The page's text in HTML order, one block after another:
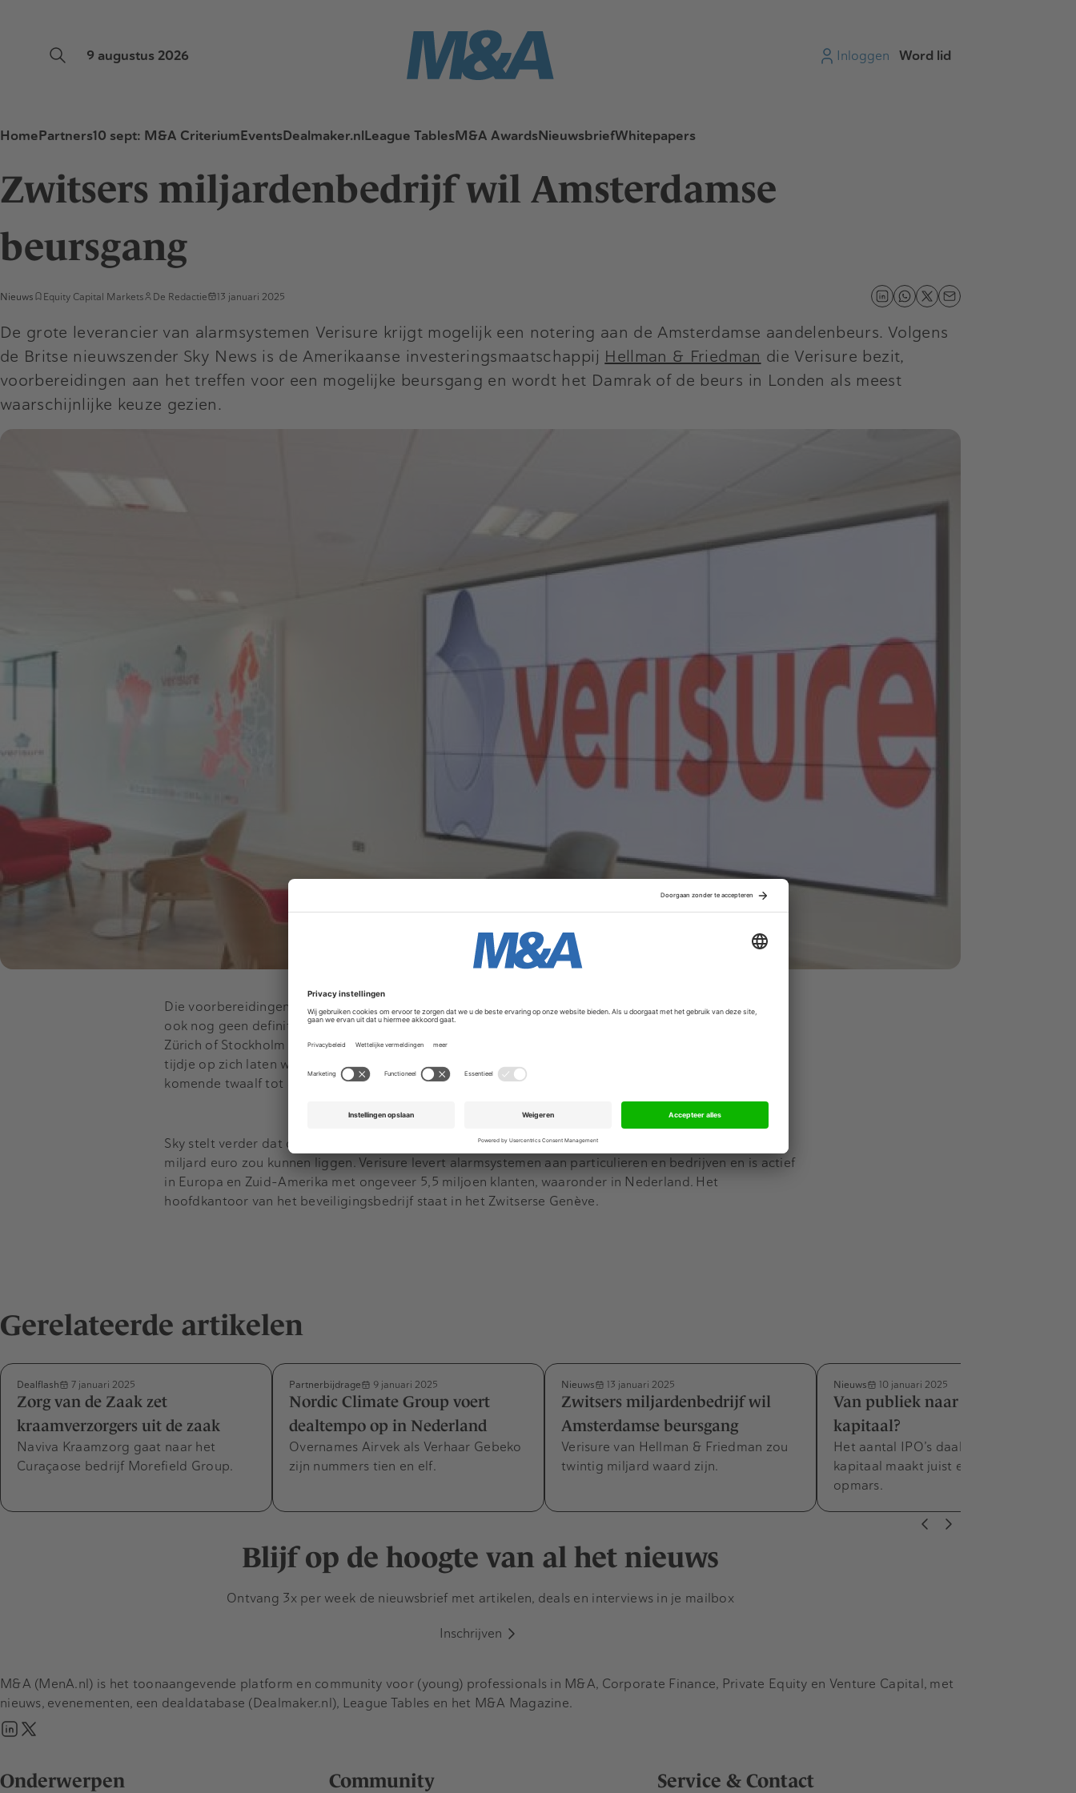
9 augustus 2026 Inloggen Word lid
HomePartners10 sept: M&A CriteriumEventsDealmaker.nlLeague TablesM&A AwardsNieuwsbriefWhitepapers
Zwitsers miljardenbedrijf wil Amsterdamse
beursgang
Nieuws Equity Capital Markets De Redactie 13 januari 2025
De grote leverancier van alarmsystemen Verisure krijgt mogelijk een notering aan de Amsterdamse aandelenbeurs. Volgens
de Britse nieuwszender Sky News is de Amerikaanse investeringsmaatschappij Hellman & Friedman die Verisure bezit,
voorbereidingen aan het treffen voor een mogelijke beursgang en wordt het Damrak of de beurs in Londen als meest
waarschijnlijke keuze gezien.
Die voorbereidingen bevinden zich volgens bronnen tegen Sky nog wel in een vroeg stadium en er is
ook nog geen definitief besluit genomen. Naast Amsterdam en Londen zou ook een beursgang in
Zürich of Stockholm worden overwogen. Overigens zal die gang naar de aandelenmarkt nog wel een
tijdje op zich laten wachten, want volgens de ingewijden is het niet waarschijnlijk dat die binnen de
komende twaalf tot achttien maanden plaatsvindt.
Sky stelt verder dat de waardering van Verisure bij een eventuele beursgang op meer dan twintig
miljard euro zou kunnen liggen. Verisure levert alarmsystemen aan particulieren en bedrijven en is actief
in Europa en Zuid-Amerika met ongeveer 5,5 miljoen klanten, waaronder in Nederland. Het
hoofdkantoor van het beveiligingsbedrijf staat in het Zwitserse Genève.
Gerelateerde artikelen
Dealflash 7 januari 2025
Zorg van de Zaak zet
kraamverzorgers uit de zaak
Naviva Kraamzorg gaat naar het
Curaçaose bedrijf Morefield Group.
Partnerbijdrage 9 januari 2025
Nordic Climate Group voert
dealtempo op in Nederland
Overnames Airvek als Verhaar Gebeko
zijn nummers tien en elf.
Nieuws 13 januari 2025
Zwitsers miljardenbedrijf wil
Amsterdamse beursgang
Verisure van Hellman & Friedman zou
twintig miljard waard zijn.
Nieuws 10 januari 2025
Van publiek naar privaat
kapitaal?
Het aantal IPO’s daalt en het private
kapitaal maakt juist een enorme
opmars.
Blijf op de hoogte van al het nieuws
Ontvang 3x per week de nieuwsbrief met artikelen, deals en interviews in je mailbox
Inschrijven
Onderwerpen Community Service & Contact
M&A (MenA.nl) is het toonaangevende platform en community voor (young) professionals in M&A, Corporate Finance, Private Equity en Venture Capital, met
nieuws, evenementen, een dealdatabase (Dealmaker.nl), League Tables en het M&A Magazine.